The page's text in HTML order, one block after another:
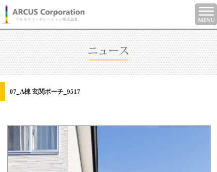
07_A棟 玄関ポーチ_9517